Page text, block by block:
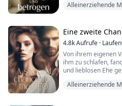
letzten
Unmöglichen
Alleinerziehende
Eine zweite
4.8kAufrufe ·
Von ihrem eigenen
ihm zu schlafen,
und lieblosen Ehe
Sinn und ging nach
Alleinerziehende